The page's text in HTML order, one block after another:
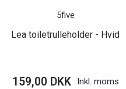
5five
Lea toiletrulleholder - Hvid
159,00 DKK Inkl. moms